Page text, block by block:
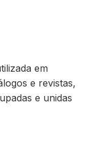
em
e revistas,
e unidas